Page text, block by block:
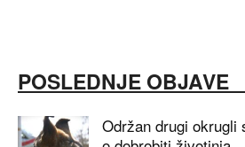
POSLEDNJE OBJAVE
Održan drugi okrugli